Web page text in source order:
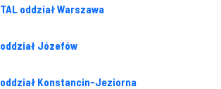
oddział Warszawa
oddział Józefów
oddział Konstancin-Jeziorna